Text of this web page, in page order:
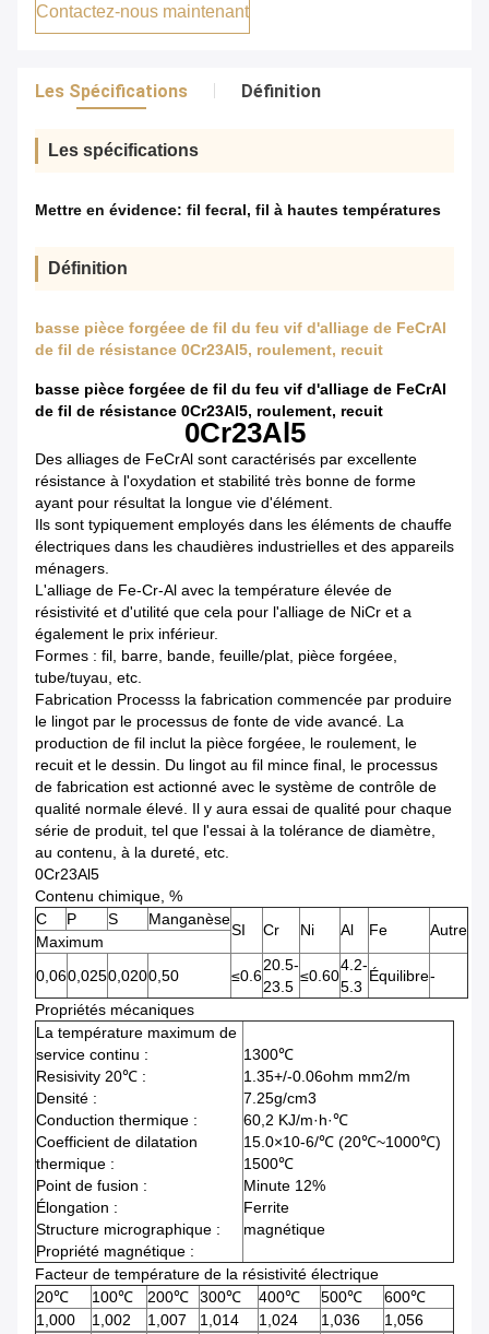
Contactez-nous maintenant
Les Spécifications Définition
Les spécifications
Mettre en évidence: fil fecral, fil à hautes températures
Définition
basse pièce forgéee de fil du feu vif d'alliage de FeCrAl
de fil de résistance 0Cr23Al5, roulement, recuit
basse pièce forgéee de fil du feu vif d'alliage de FeCrAl
de fil de résistance 0Cr23Al5, roulement, recuit
0Cr23Al5
Des alliages de FeCrAl sont caractérisés par excellente
résistance à l'oxydation et stabilité très bonne de forme
ayant pour résultat la longue vie d'élément.
Ils sont typiquement employés dans les éléments de chauffe
électriques dans les chaudières industrielles et des appareils
ménagers.
L'alliage de Fe-Cr-Al avec la température élevée de
résistivité et d'utilité que cela pour l'alliage de NiCr et a
également le prix inférieur.
Formes : fil, barre, bande, feuille/plat, pièce forgéee,
tube/tuyau, etc.
Fabrication Processs la fabrication commencée par produire
le lingot par le processus de fonte de vide avancé. La
production de fil inclut la pièce forgéee, le roulement, le
recuit et le dessin. Du lingot au fil mince final, le processus
de fabrication est actionné avec le système de contrôle de
qualité normale élevé. Il y aura essai de qualité pour chaque
série de produit, tel que l'essai à la tolérance de diamètre,
au contenu, à la dureté, etc.
0Cr23Al5
Contenu chimique, %
C
P S Manganèse
SI Cr Ni Al Fe Autre
Maximum
0,060,0250,0200,50 ≤0.6
20.5-
23.5
≤0.60
4.2-
5.3
Équilibre-
Propriétés mécaniques
La température maximum de
service continu :
Resisivity 20℃ :
Densité :
Conduction thermique :
Coefficient de dilatation
thermique :
Point de fusion :
Élongation :
Structure micrographique :
Propriété magnétique :
1300℃
1.35+/-0.06ohm mm2/m
7.25g/cm3
60,2 KJ/m·h·℃
15.0×10-6/℃ (20℃~1000℃)
1500℃
Minute 12%
Ferrite
magnétique
Facteur de température de la résistivité électrique
20℃
100℃ 200℃ 300℃ 400℃ 500℃
600℃
1,000
1,002 1,007 1,014 1,024 1,036
1,056